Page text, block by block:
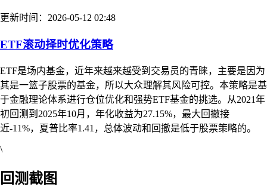
更新时间：2026-05-12 02:48
ETF滚动择时优化策略
ETF是场内基金，近年来越来越受到交易员的青睐，主要是因为
其是一篮子股票的基金，所以大众理解其风险可控。本策略是基
于金融理论体系进行仓位优化和强势ETF基金的挑选。从2021年
初回测到2025年10月，年化收益为27.15%，最大回撤接
近-11%，夏普比率1.41，总体波动和回撤是低于股票策略的。
\
回测截图